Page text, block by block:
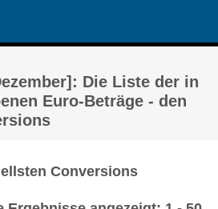
Die Liste der in
Euro-Beträge - den
Conversions